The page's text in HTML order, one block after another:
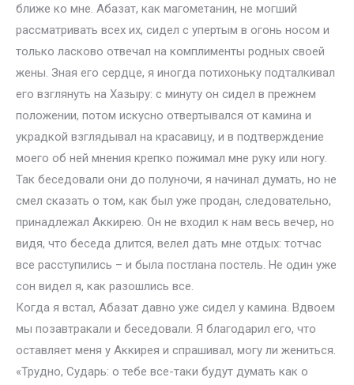
ближе ко мне. Абазат, как магометанин, не могший
рассматривать всех их, сидел с упертым в огонь носом и
только ласково отвечал на комплименты родных своей
жены. Зная его сердце, я иногда потихоньку подталкивал
его взглянуть на Хазыру: с минуту он сидел в прежнем
положении, потом искусно отвертывался от камина и
украдкой взглядывал на красавицу, и в подтверждение
моего об ней мнения крепко пожимал мне руку или ногу.
Так беседовали они до полуночи, я начинал думать, но не
смел сказать о том, как был уже продан, следовательно,
принадлежал Аккирею. Он не входил к нам весь вечер, но
видя, что беседа длится, велел дать мне отдых: тотчас
все расступились – и была постлана постель. Не один уже
сон видел я, как разошлись все.
Когда я встал, Абазат давно уже сидел у камина. Вдвоем
мы позавтракали и беседовали. Я благодарил его, что
оставляет меня у Аккирея и спрашивал, могу ли жениться.
«Трудно, Сударь: о тебе все-таки будут думать как о